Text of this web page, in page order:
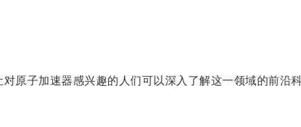
子加速器感兴趣的人们可以深入了解这一领域的前沿科